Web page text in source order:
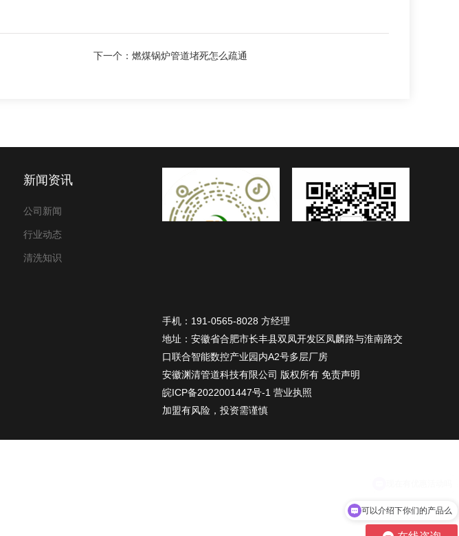
下一个： 燃煤锅炉管道堵死怎么疏通
新闻资讯
公司新闻
行业动态
清洗知识
手机：191-0565-8028 方经理
地址：安徽省合肥市长丰县双凤开发区凤麟路与淮南路交
口联合智能数控产业园内A2号多层厂房
安徽渊清管道科技有限公司 版权所有 免责声明
皖ICP备2022001447号-1 营业执照
加盟有风险，投资需谨慎
可以介绍下你们的产品么